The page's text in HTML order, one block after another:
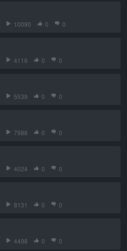
10090 0 0
4116 0 0
5539 0 0
7988 0 0
4024 0 0
8131 0 0
4498 0 0